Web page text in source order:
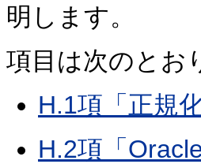
明します。
項目は次のとお
H.1項「正規
H.2項「